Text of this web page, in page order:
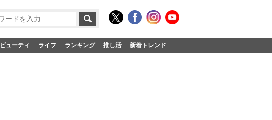
ビューティ ライフ ランキング 推し活 新着トレンド